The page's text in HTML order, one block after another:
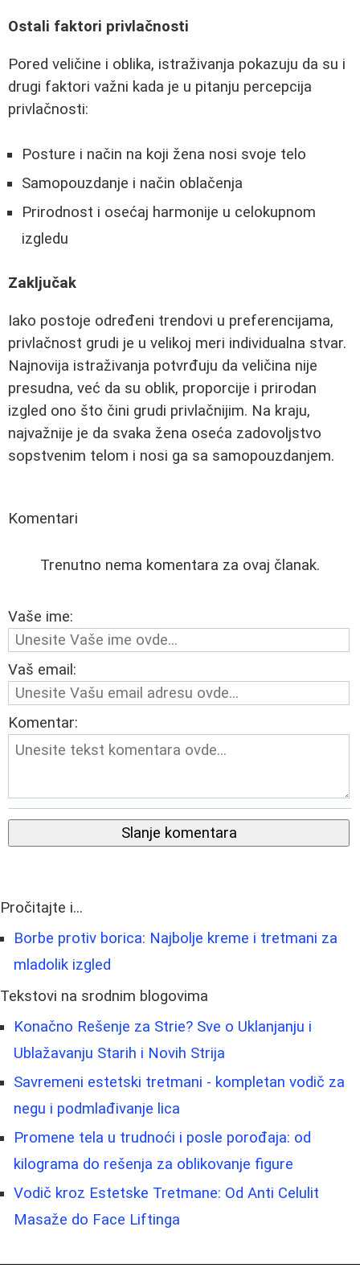
Ostali faktori privlačnosti
Pored veličine i oblika, istraživanja pokazuju da su i
drugi faktori važni kada je u pitanju percepcija
privlačnosti:
Posture i način na koji žena nosi svoje telo
Samopouzdanje i način oblačenja
Prirodnost i osećaj harmonije u celokupnom
izgledu
Zaključak
Iako postoje određeni trendovi u preferencijama,
privlačnost grudi je u velikoj meri individualna stvar.
Najnovija istraživanja potvrđuju da veličina nije
presudna, već da su oblik, proporcije i prirodan
izgled ono što čini grudi privlačnijim. Na kraju,
najvažnije je da svaka žena oseća zadovoljstvo
sopstvenim telom i nosi ga sa samopouzdanjem.
Komentari
Trenutno nema komentara za ovaj članak.
Vaše ime:
Vaš email:
Komentar:
Slanje komentara
Pročitajte i...
Borbe protiv borica: Najbolje kreme i tretmani za
mladolik izgled
Tekstovi na srodnim blogovima
Konačno Rešenje za Strie? Sve o Uklanjanju i
Ublažavanju Starih i Novih Strija
Savremeni estetski tretmani - kompletan vodič za
negu i podmlađivanje lica
Promene tela u trudnoći i posle porođaja: od
kilograma do rešenja za oblikovanje figure
Vodič kroz Estetske Tretmane: Od Anti Celulit
Masaže do Face Liftinga